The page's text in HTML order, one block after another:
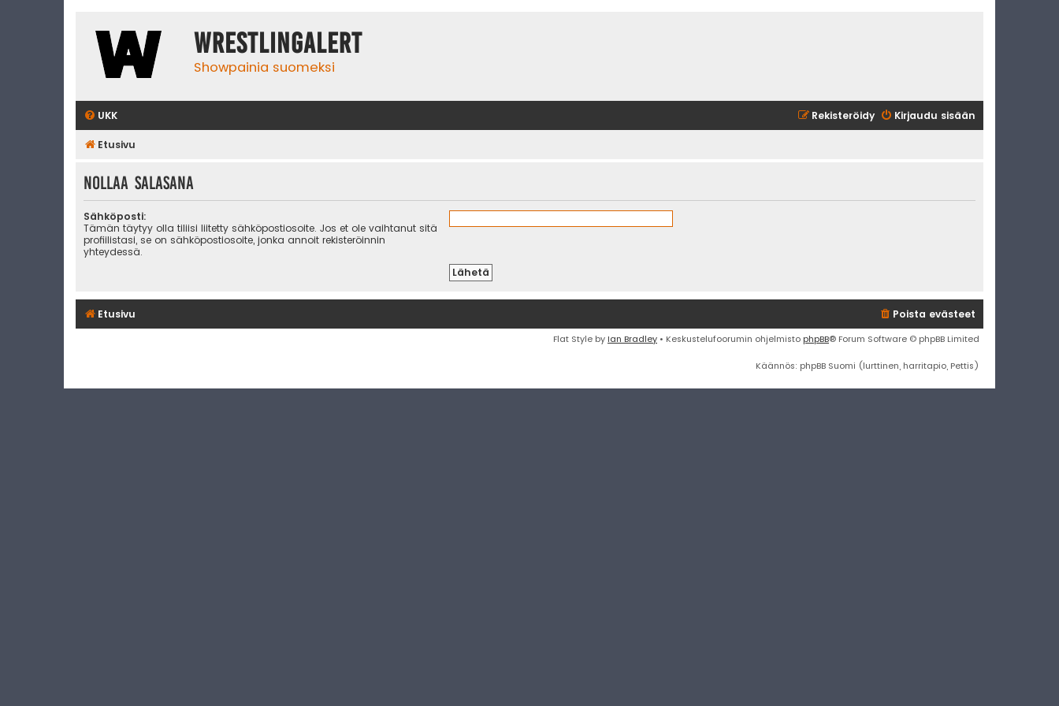
WrestlingAlert
Showpainia suomeksi
UKK Kirjaudu sisään
Rekisteröidy
Etusivu
Nollaa salasana
Sähköposti:
Tämän täytyy olla tiliisi liitetty sähköpostiosoite. Jos et ole vaihtanut sitä
profiilistasi, se on sähköpostiosoite, jonka annoit rekisteröinnin
yhteydessä.
Etusivu Poista evästeet
Flat Style by Ian Bradley • Keskustelufoorumin ohjelmisto phpBB® Forum Software © phpBB Limited
Käännös: phpBB Suomi (lurttinen, harritapio, Pettis)